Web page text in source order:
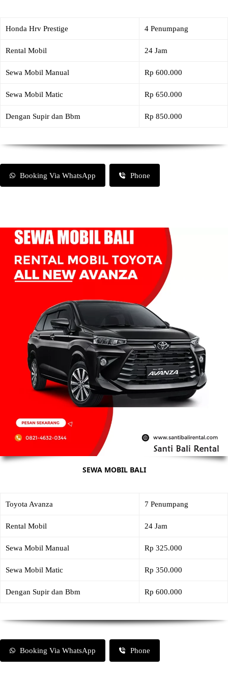
Honda Hrv Prestige 4 Penumpang
Rental Mobil 24 Jam
Sewa Mobil Manual Rp 600.000
Sewa Mobil Matic Rp 650.000
Dengan Supir dan Bbm Rp 850.000
Booking Via WhatsApp Phone
SEWA MOBIL BALI
Toyota Avanza 7 Penumpang
Rental Mobil 24 Jam
Sewa Mobil Manual Rp 325.000
Sewa Mobil Matic Rp 350.000
Dengan Supir dan Bbm Rp 600.000
Booking Via WhatsApp Phone